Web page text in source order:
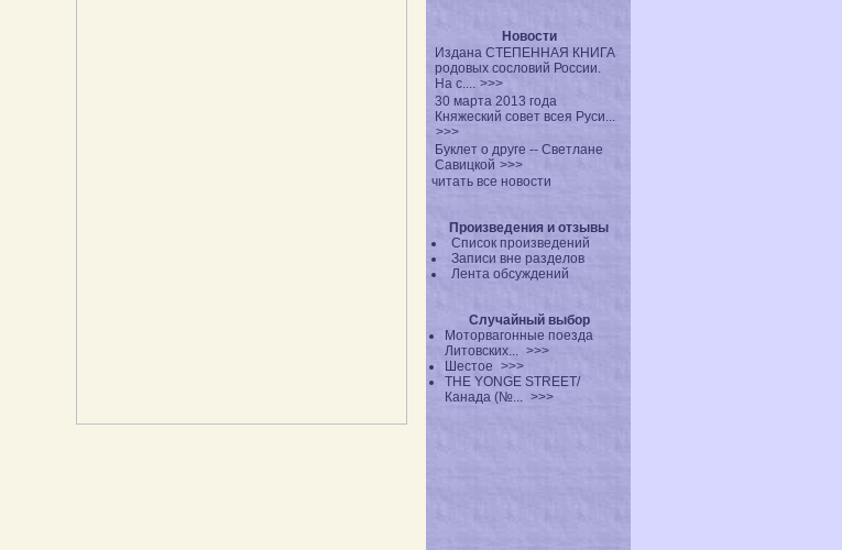
Новости
Издана СТЕПЕННАЯ КНИГА
родовых сословий России.
На с.... >>>
30 марта 2013 года
Княжеский совет всея Руси...
>>>
Буклет о друге -- Светлане
Савицкой >>>
читать все новости
Произведения и отзывы
Список произведений
Записи вне разделов
Лента обсуждений
Случайный выбор
Моторвагонные поезда
Литовских... >>>
Шестое >>>
THE YONGE STREET/
Канада (№... >>>